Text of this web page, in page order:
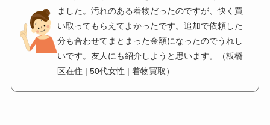
ました。汚れのある着物だったのですが、快く買
い取ってもらえてよかったです。追加で依頼した
分も合わせてまとまった金額になったのでうれし
いです。友人にも紹介しようと思います。（板橋
区在住 | 50代女性 | 着物買取）